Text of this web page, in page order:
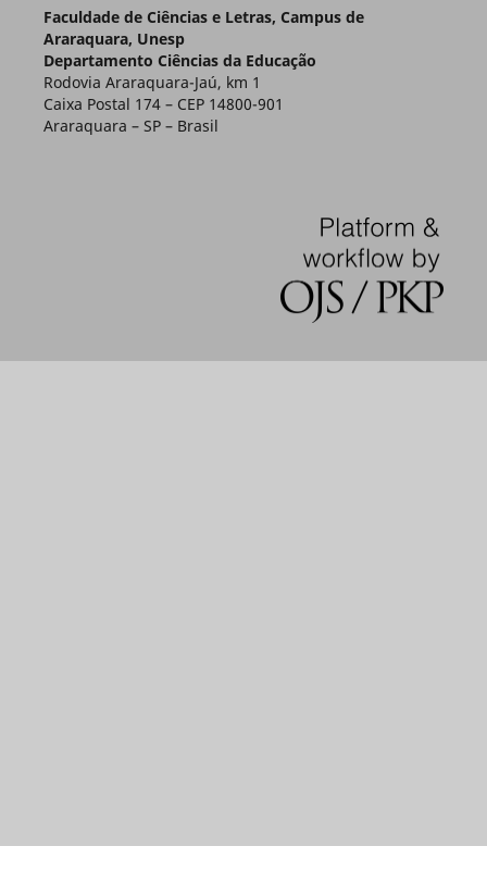
Faculdade de Ciências e Letras, Campus de
Araraquara, Unesp
Departamento Ciências da Educação
Rodovia Araraquara-Jaú, km 1
Caixa Postal 174 – CEP 14800-901
Araraquara – SP – Brasil